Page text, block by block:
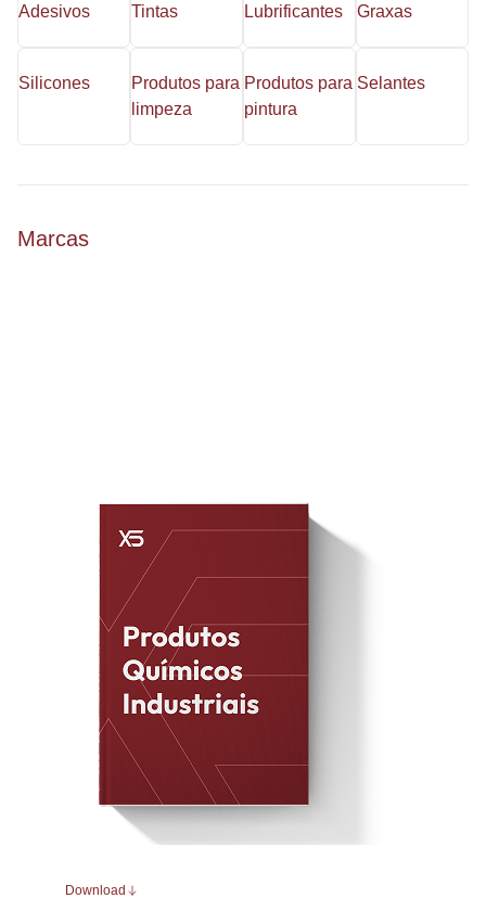
Adesivos Tintas Lubrificantes Graxas
Silicones
Produtos para
limpeza
Produtos para
pintura
Selantes
Marcas
Download